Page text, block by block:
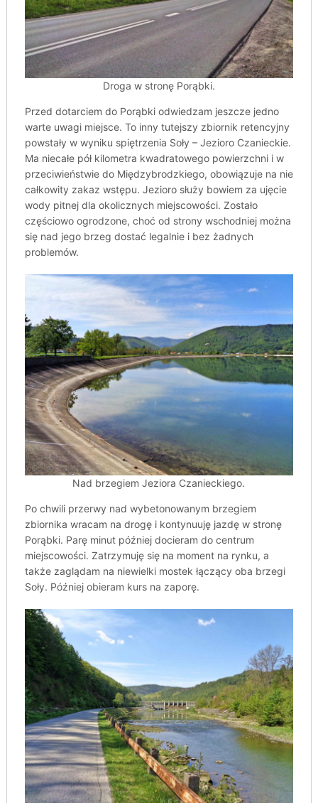
Droga w stronę Porąbki.
Przed dotarciem do Porąbki odwiedzam jeszcze jedno
warte uwagi miejsce. To inny tutejszy zbiornik retencyjny
powstały w wyniku spiętrzenia Soły – Jezioro Czanieckie.
Ma niecałe pół kilometra kwadratowego powierzchni i w
przeciwieństwie do Międzybrodzkiego, obowiązuje na nie
całkowity zakaz wstępu. Jezioro służy bowiem za ujęcie
wody pitnej dla okolicznych miejscowości. Zostało
częściowo ogrodzone, choć od strony wschodniej można
się nad jego brzeg dostać legalnie i bez żadnych
problemów.
Nad brzegiem Jeziora Czanieckiego.
Po chwili przerwy nad wybetonowanym brzegiem
zbiornika wracam na drogę i kontynuuję jazdę w stronę
Porąbki. Parę minut później docieram do centrum
miejscowości. Zatrzymuję się na moment na rynku, a
także zaglądam na niewielki mostek łączący oba brzegi
Soły. Później obieram kurs na zaporę.